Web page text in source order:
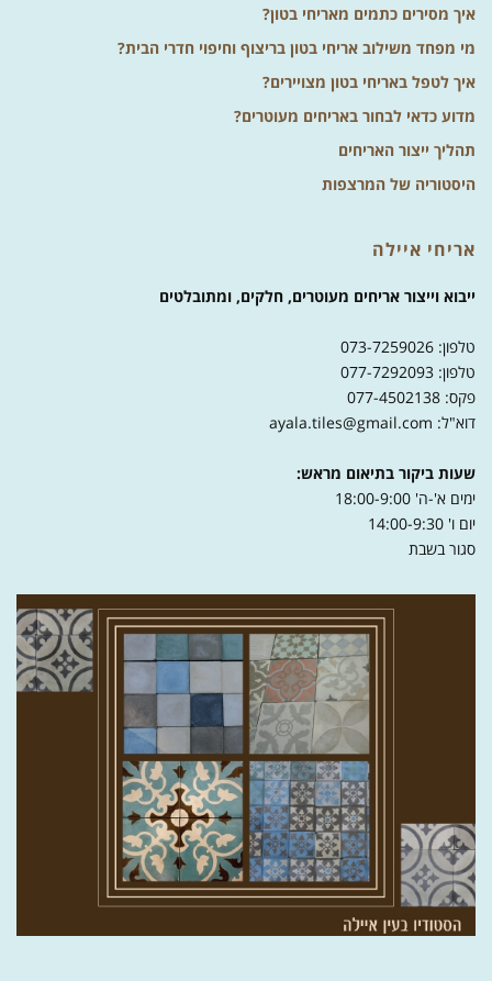
איך מסירים כתמים מאריחי בטון?
מי מפחד משילוב אריחי בטון בריצוף וחיפוי חדרי הבית?
איך לטפל באריחי בטון מצויירים?
מדוע כדאי לבחור באריחים מעוטרים?
תהליך ייצור האריחים
היסטוריה של המרצפות
אריחי איילה
ייבוא וייצור אריחים מעוטרים, חלקים, ומתובלטים
טלפון: 073-7259026
טלפון: 077-7292093
פקס: 077-4502138
דוא"ל: ayala.tiles@gmail.com
שעות ביקור בתיאום מראש:
ימים א'-ה' 18:00-9:00
יום ו' 14:00-9:30
סגור בשבת